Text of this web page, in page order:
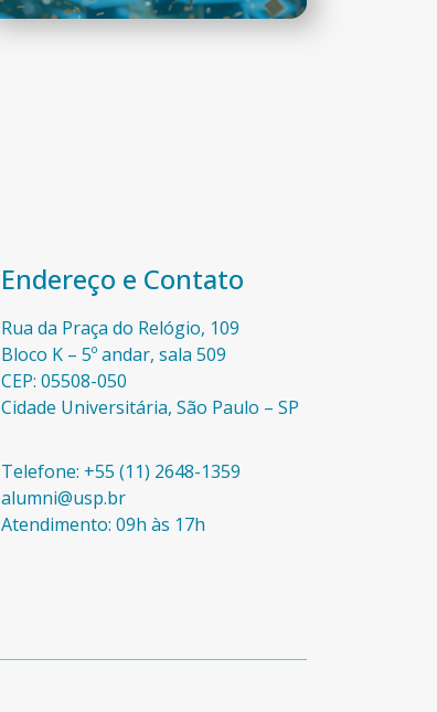
Endereço e Contato
Rua da Praça do Relógio, 109
Bloco K – 5º andar, sala 509
CEP: 05508-050
Cidade Universitária, São Paulo – SP​
Telefone: +55 (11) 2648-1359
alumni@usp.br
Atendimento: 09h às 17h